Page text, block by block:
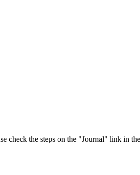
check the steps on the "Journal" link in